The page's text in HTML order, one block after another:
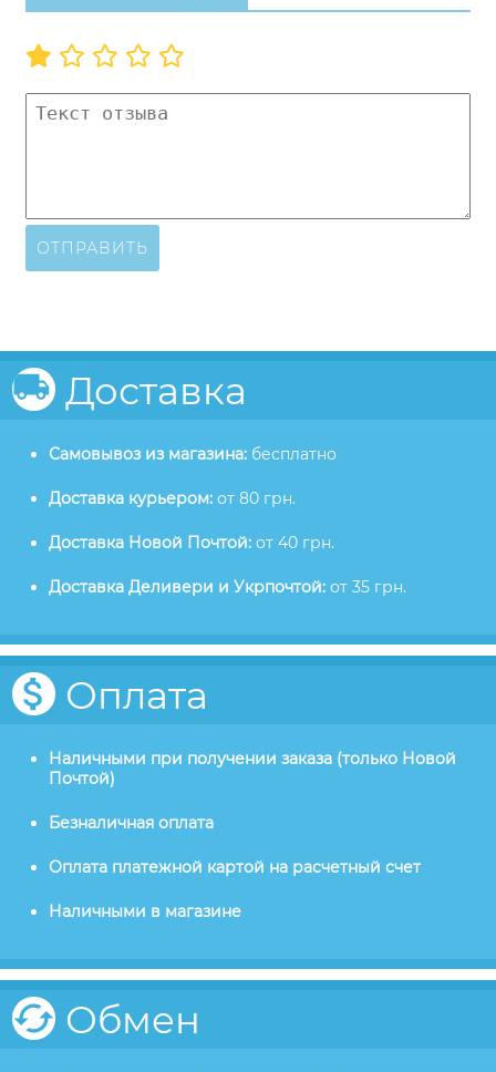
ОТПРАВИТЬ
Доставка
Самовывоз из магазина: бесплатно
Доставка курьером: от 80 грн.
Доставка Новой Почтой: от 40 грн.
Доставка Деливери и Укрпочтой: от 35 грн.
Оплата
Наличными при получении заказа (только Новой
Почтой)
Безналичная оплата
Оплата платежной картой на расчетный счет
Наличными в магазине
Обмен